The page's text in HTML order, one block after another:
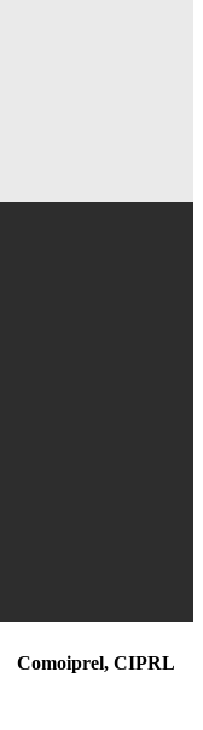
Comoiprel, CIPRL